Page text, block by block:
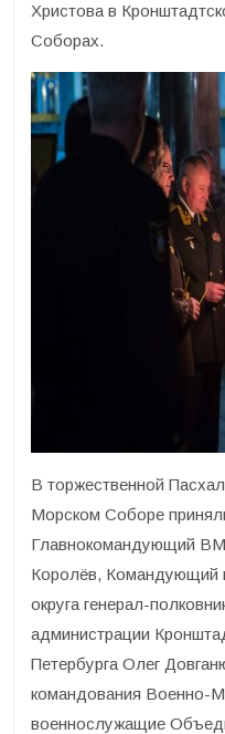
Христова в
Соборах.
В торжественной
Морском Соборе
Главнокомандующий
Королёв, Командующий
округа генерал-
администрации
Петербурга Олег
командования Военно-
военнослужащие